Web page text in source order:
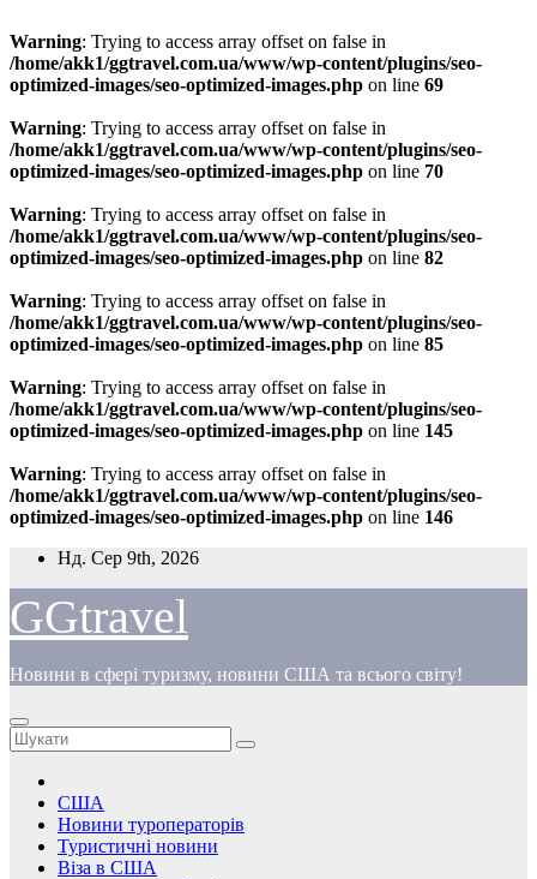
Warning: Trying to access array offset on false in
/home/akk1/ggtravel.com.ua/www/wp-content/plugins/seo-
optimized-images/seo-optimized-images.php on line 69
Warning: Trying to access array offset on false in
/home/akk1/ggtravel.com.ua/www/wp-content/plugins/seo-
optimized-images/seo-optimized-images.php on line 70
Warning: Trying to access array offset on false in
/home/akk1/ggtravel.com.ua/www/wp-content/plugins/seo-
optimized-images/seo-optimized-images.php on line 82
Warning: Trying to access array offset on false in
/home/akk1/ggtravel.com.ua/www/wp-content/plugins/seo-
optimized-images/seo-optimized-images.php on line 85
Warning: Trying to access array offset on false in
/home/akk1/ggtravel.com.ua/www/wp-content/plugins/seo-
optimized-images/seo-optimized-images.php on line 145
Warning: Trying to access array offset on false in
/home/akk1/ggtravel.com.ua/www/wp-content/plugins/seo-
optimized-images/seo-optimized-images.php on line 146
Перейти
вмісту
Нд. Сер 9th, 2026
GGtravel
Новини в сфері туризму, новини США та всього світу!
США
Новини туроператорів
Туристичні новини
Віза в США